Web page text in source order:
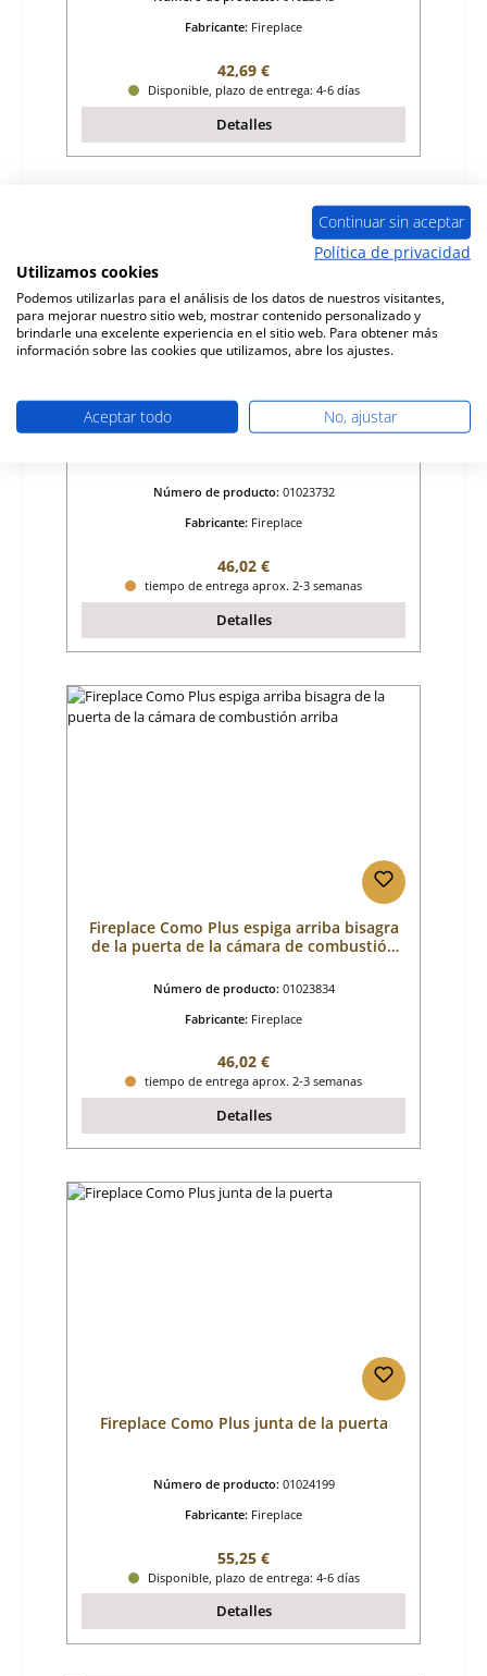
Fabricante: Fireplace
Precio normal:
42,69 €
Disponible, plazo de entrega: 4-6 días
Detalles
Fireplace Como Plus espiga abajo bisagra
Número de producto: 01023732
Fabricante: Fireplace
Precio normal:
46,02 €
tiempo de entrega aprox. 2-3 semanas
Detalles
Fireplace Como Plus espiga arriba bisagra
de la puerta de la cámara de combustión
Número de producto: 01023834
Fabricante: Fireplace
Precio normal:
46,02 €
tiempo de entrega aprox. 2-3 semanas
Detalles
Fireplace Como Plus junta de la puerta
Número de producto: 01024199
Fabricante: Fireplace
Precio normal:
55,25 €
Disponible, plazo de entrega: 4-6 días
Detalles
Continuar sin aceptar
Política de privacidad
Utilizamos cookies
Podemos utilizarlas para el análisis de los datos de nuestros visitantes,
para mejorar nuestro sitio web, mostrar contenido personalizado y
brindarle una excelente experiencia en el sitio web. Para obtener más
información sobre las cookies que utilizamos, abre los ajustes.
Aceptar todo No, ajustar